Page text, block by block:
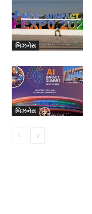
બિઝનેસ
બિઝનેસ